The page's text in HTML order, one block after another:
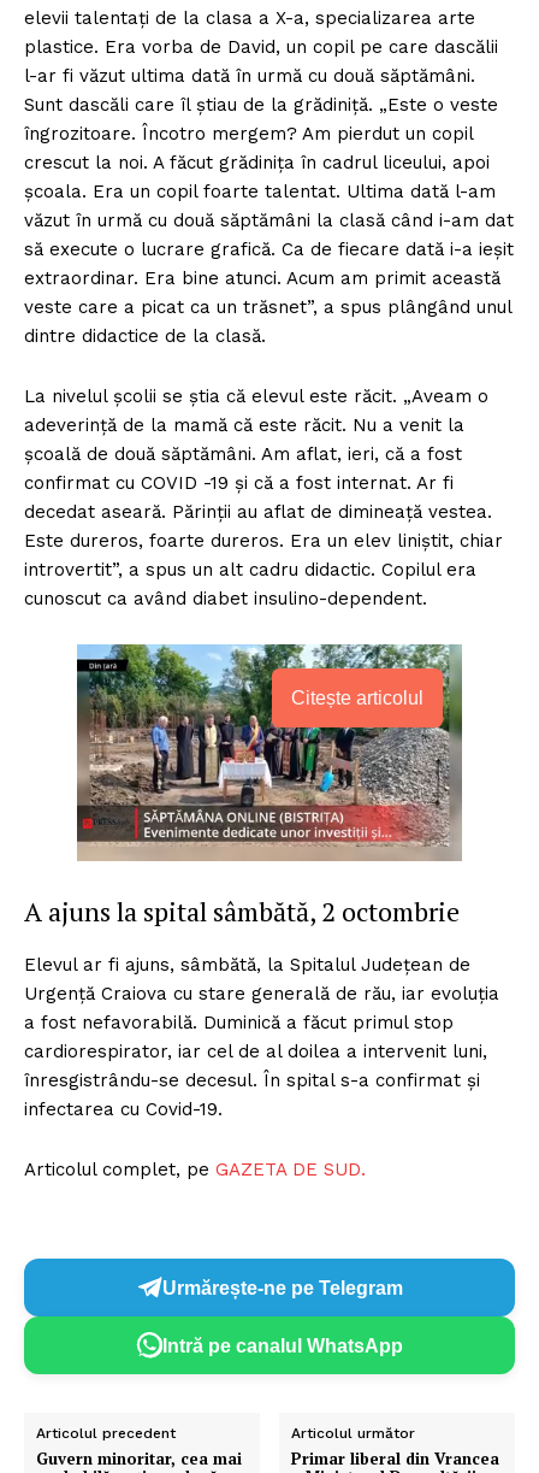
elevii talentaţi de la clasa a X-a, specializarea arte
plastice. Era vorba de David, un copil pe care dascălii
l-ar fi văzut ultima dată în urmă cu două săptămâni.
Sunt dascăli care îl ştiau de la grădiniţă. „Este o veste
îngrozitoare. Încotro mergem? Am pierdut un copil
crescut la noi. A făcut grădiniţa în cadrul liceului, apoi
şcoala. Era un copil foarte talentat. Ultima dată l-am
văzut în urmă cu două săptămâni la clasă când i-am dat
să execute o lucrare grafică. Ca de fiecare dată i-a ieşit
extraordinar. Era bine atunci. Acum am primit această
veste care a picat ca un trăsnet”, a spus plângând unul
dintre didactice de la clasă.
La nivelul şcolii se ştia că elevul este răcit. „Aveam o
adeverinţă de la mamă că este răcit. Nu a venit la
şcoală de două săptămâni. Am aflat, ieri, că a fost
confirmat cu COVID -19 şi că a fost internat. Ar fi
decedat aseară. Părinţii au aflat de dimineaţă vestea.
Este dureros, foarte dureros. Era un elev liniştit, chiar
introvertit”, a spus un alt cadru didactic. Copilul era
cunoscut ca având diabet insulino-dependent.
Citește articolul
A ajuns la spital sâmbătă, 2 octombrie
Elevul ar fi ajuns, sâmbătă, la Spitalul Judeţean de
Urgenţă Craiova cu stare generală de rău, iar evoluţia
a fost nefavorabilă. Duminică a făcut primul stop
cardiorespirator, iar cel de al doilea a intervenit luni,
înresgistrându-se decesul. În spital s-a confirmat şi
infectarea cu Covid-19.
Articolul complet, pe GAZETA DE SUD.
Urmărește-ne pe Telegram
Intră pe canalul WhatsApp
Articolul precedent
Guvern minoritar, cea mai
Articolul următor
Primar liberal din Vrancea